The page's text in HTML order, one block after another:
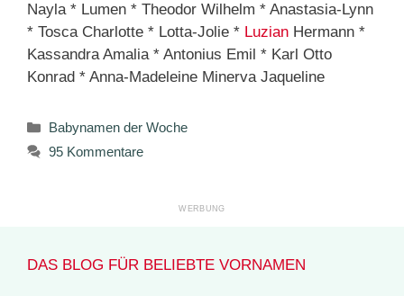
Nayla * Lumen * Theodor Wilhelm * Anastasia-Lynn
* Tosca Charlotte * Lotta-Jolie * Luzian Hermann *
Kassandra Amalia * Antonius Emil * Karl Otto
Konrad * Anna-Madeleine Minerva Jaqueline
Kategorien
Babynamen der Woche
95 Kommentare
DAS BLOG FÜR BELIEBTE VORNAMEN